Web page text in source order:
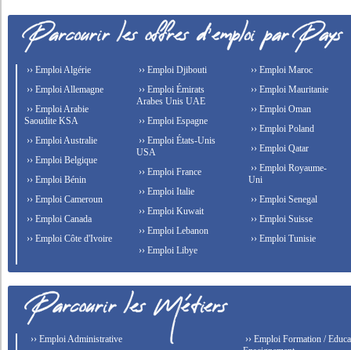
›› Emploi Algérie
›› Emploi Allemagne
›› Emploi Arabie
Saoudite KSA
›› Emploi Australie
›› Emploi Belgique
›› Emploi Bénin
›› Emploi Cameroun
›› Emploi Canada
›› Emploi Côte d'Ivoire
›› Emploi Djibouti
›› Emploi Émirats
Arabes Unis UAE
›› Emploi Espagne
›› Emploi États-Unis
USA
›› Emploi France
›› Emploi Italie
›› Emploi Kuwait
›› Emploi Lebanon
›› Emploi Libye
›› Emploi Maroc
›› Emploi Mauritanie
›› Emploi Oman
›› Emploi Poland
›› Emploi Qatar
›› Emploi Royaume-
Uni
›› Emploi Senegal
›› Emploi Suisse
›› Emploi Tunisie
›› Emploi Administrative
›› Emploi Formation /